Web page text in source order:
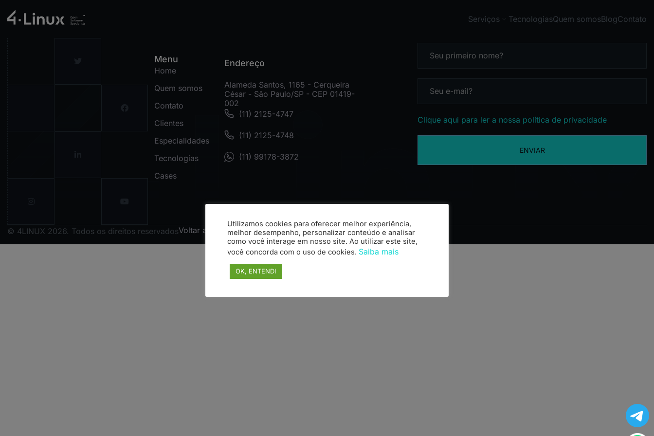
Serviços TecnologiasQuem somosBlogContato
Menu
Home
Quem somos
Contato
Clientes
Especialidades
Tecnologias
Cases
Endereço
Alameda Santos, 1165 - Cerqueira
César - São Paulo/SP - CEP 01419-
002
(11) 2125-4747
(11) 2125-4748
(11) 99178-3872
Clique aqui para ler a nossa política de privacidade
ENVIAR
© 4LINUX 2026. Todos os direitos reservadosVoltar ao topo
Utilizamos cookies para oferecer melhor experiência,
melhor desempenho, personalizar conteúdo e analisar
como você interage em nosso site. Ao utilizar este site,
você concorda com o uso de cookies. Saiba mais
OK, ENTENDI